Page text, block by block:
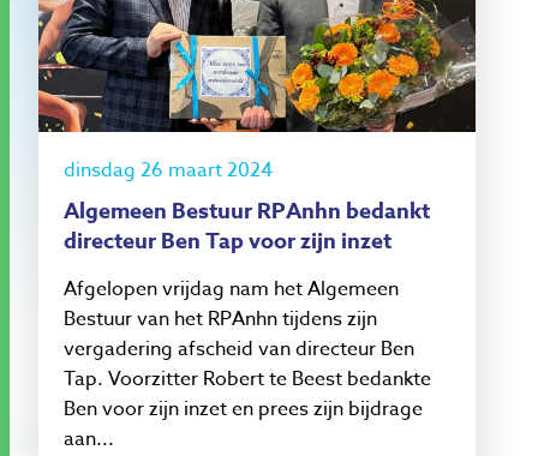
dinsdag 26 maart 2024
Algemeen Bestuur RPAnhn bedankt
directeur Ben Tap voor zijn inzet
Afgelopen vrijdag nam het Algemeen
Bestuur van het RPAnhn tijdens zijn
vergadering afscheid van directeur Ben
Tap. Voorzitter Robert te Beest bedankte
Ben voor zijn inzet en prees zijn bijdrage
aan...